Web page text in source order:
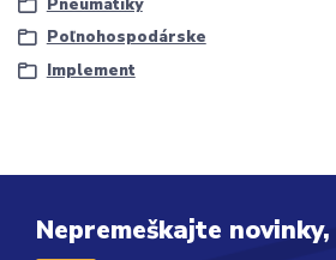
Pneumatiky
Poľnohospodárske
Implement
Nepremeškajte